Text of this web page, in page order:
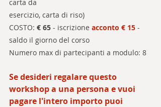
carta da
esercizio, carta di riso)
COSTO: € 65 - iscrizione acconto € 15 -
saldo il giorno del corso
Numero max di partecipanti a modulo: 8
Se desideri regalare questo
workshop a una persona e vuoi
pagare l'intero importo puoi